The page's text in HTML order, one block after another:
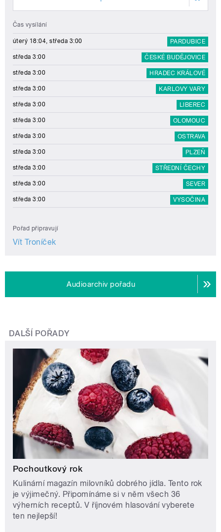
Čas vysílání
úterý 18:04, středa 3:00 PARDUBICE
středa 3:00 ČESKÉ BUDĚJOVICE
středa 3:00 HRADEC KRÁLOVÉ
středa 3:00 KARLOVY VARY
středa 3:00 LIBEREC
středa 3:00 OLOMOUC
středa 3:00 OSTRAVA
středa 3:00 PLZEŇ
středa 3:00 STŘEDNÍ ČECHY
středa 3:00 SEVER
středa 3:00 VYSOČINA
Pořad připravují
Vít Troníček
Audioarchiv pořadu
DALŠÍ POŘADY
Pochoutkový rok
Kulinární magazín milovníků dobrého jídla. Tento rok
je výjimečný. Připomínáme si v něm všech 36
výherních receptů. V říjnovém hlasování vyberete
ten nejlepší!